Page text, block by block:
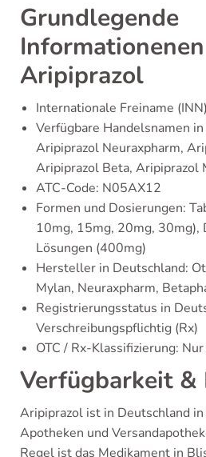
Grundlegende
Aripiprazol
Internationale Freiname
Verfügbare Handelsnamen
Aripiprazol Neuraxpharm,
Aripiprazol Beta, Aripiprazol
ATC-Code: N05AX12
Formen und Dosierungen:
10mg, 15mg, 20mg, 30mg),
Lösungen (400mg)
Hersteller in Deutschland:
Mylan, Neuraxpharm,
Registrierungsstatus in
Verschreibungspflichtig (Rx)
OTC / Rx-Klassifizierung:
Verfügbarkeit &
Aripiprazol ist in Deutschland
Apotheken und
Regel ist das Medikament in